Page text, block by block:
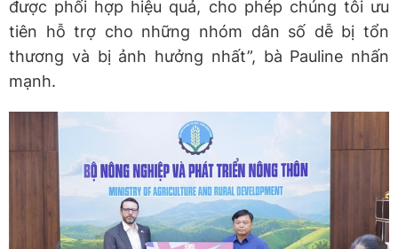
được phối hợp hiệu quả, cho phép chúng tôi ưu
tiên hỗ trợ cho những nhóm dân số dễ bị tổn
thương và bị ảnh hưởng nhất”, bà Pauline nhấn
mạnh.